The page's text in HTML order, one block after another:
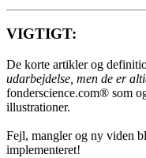
VIGTIGT:
De korte artikler og
udarbejdelse, men de er
fonderscience.com® som
illustrationer.
Fejl, mangler og ny viden
implementeret!